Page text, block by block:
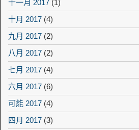
十一月 2017 (1)
十月 2017 (4)
九月 2017 (2)
八月 2017 (2)
七月 2017 (4)
六月 2017 (6)
可能 2017 (4)
四月 2017 (3)